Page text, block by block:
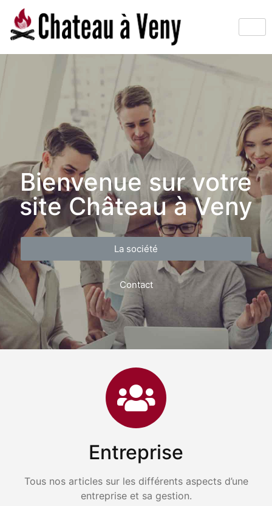
Bienvenue sur votre
site Château à Veny
La société
Contact
Entreprise
Tous nos articles sur les différents aspects d’une
entreprise et sa gestion.